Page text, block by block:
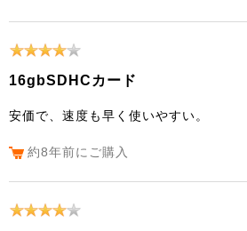
16gbSDHCカード
安価で、速度も早く使いやすい。
約8年前にご購入